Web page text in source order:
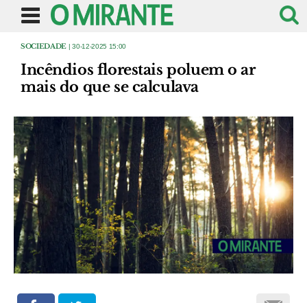
SOCIEDADE | 30-12-2025 15:00
Incêndios florestais poluem o ar
mais do que se calculava